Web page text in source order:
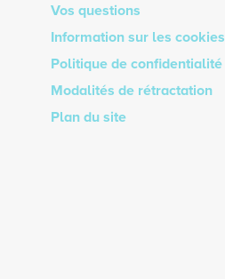
Vos questions
Information sur les cookies
Politique de confidentialité
Modalités de rétractation
Plan du site